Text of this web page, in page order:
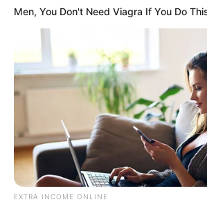
Agentes de saúde de todo o Brasil
salários, 40% de Insalubridade e 30 horas
Publicado
JASB em 08.setembro.2025.
09.setembro.2025.
WhatsApp: Canal JASB | OsAgentes
às Endemias de todo o Brasilsabem que
pautas e fazer uma luta só, sem
sociais para atacar a colegas, que fazem
Men, You Don't Need Viagra If You Do
EXTRA INCOME ONLINE